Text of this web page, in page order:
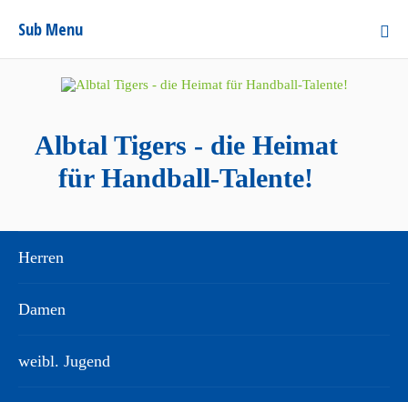
Sub Menu
Albtal Tigers - die Heimat
für Handball-Talente!
Herren
Damen
weibl. Jugend